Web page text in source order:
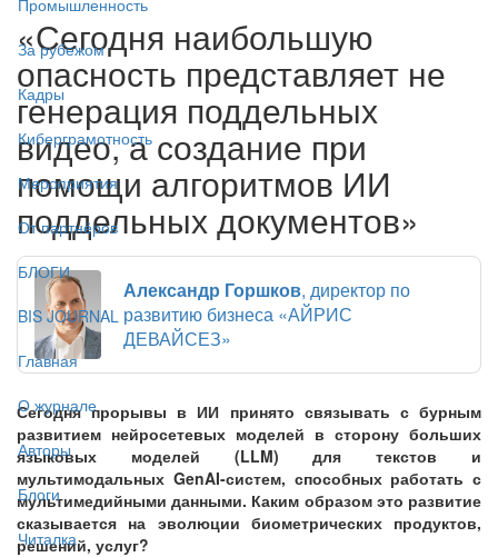
Промышленность
За рубежом
Кадры
Киберграмотность
Мероприятия
От партнёров
БЛОГИ
BIS JOURNAL
Главная
О журнале
Авторы
Блоги
Читалка
«Сегодня наибольшую
опасность представляет не
генерация поддельных
видео, а создание при
помощи алгоритмов ИИ
поддельных документов»
Александр Горшков, директор по
развитию бизнеса «АЙРИС
ДЕВАЙСЕЗ»
Сегодня прорывы в ИИ принято связывать с бурным
развитием нейросетевых моделей в сторону больших
языковых моделей (LLM) для текстов и
мультимодальных GenAI-систем, способных работать с
мультимедийными данными. Каким образом это развитие
сказывается на эволюции биометрических продуктов,
решений, услуг?